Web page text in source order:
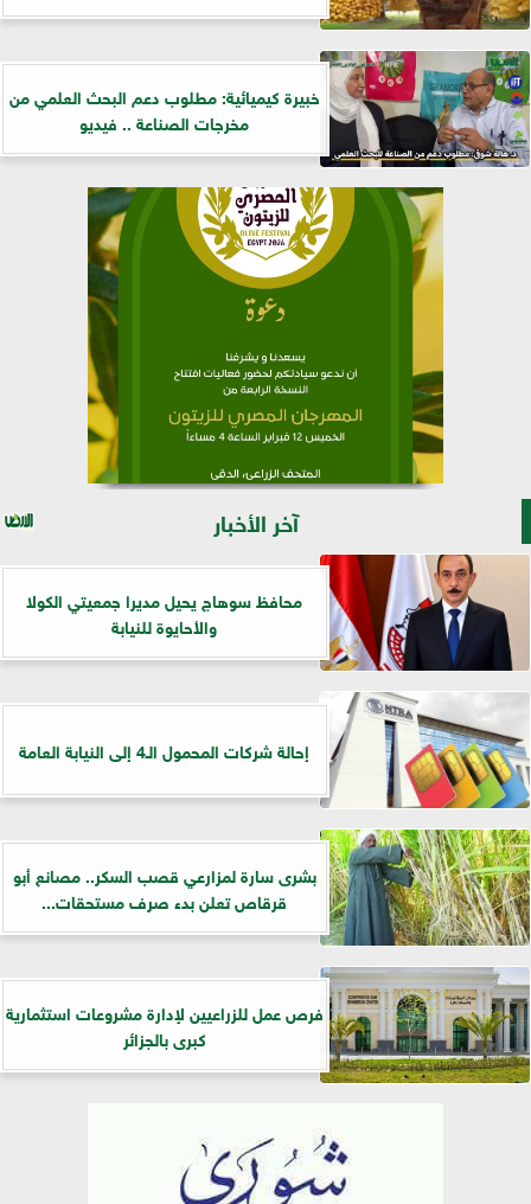
خبيرة كيميائية: مطلوب دعم البحث العلمي من
مخرجات الصناعة .. فيديو
آخر الأخبار
محافظ سوهاج يحيل مديرا جمعيتي الكولا
والأحايوة للنيابة
إحالة شركات المحمول الـ4 إلى النيابة العامة
بشرى سارة لمزارعي قصب السكر.. مصانع أبو
قرقاص تعلن بدء صرف مستحقات...
فرص عمل للزراعيين لإدارة مشروعات استثمارية
كبرى بالجزائر